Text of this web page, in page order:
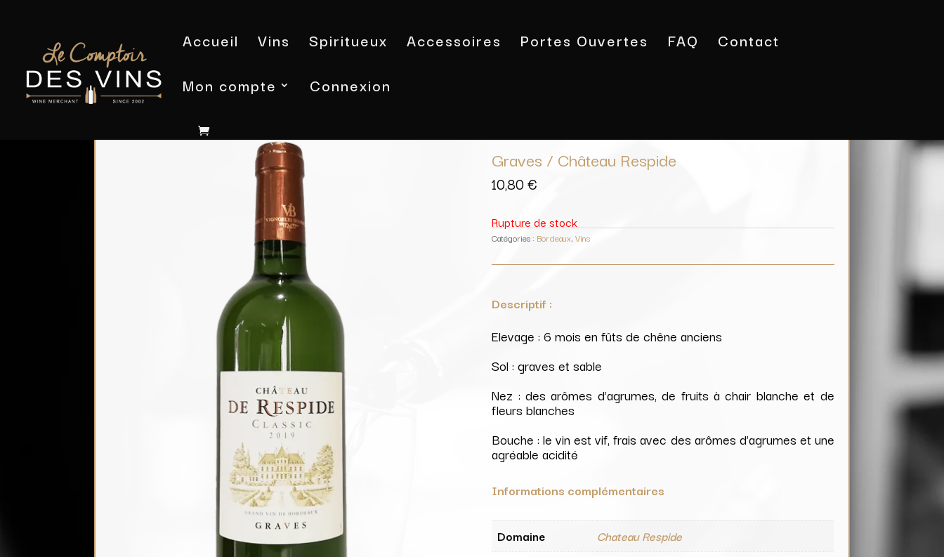
Accueil Vins Spiritueux Accessoires Portes Ouvertes FAQ
Contact
Mon compte
Connexion
Graves / Château Respide
10,80€
Rupture de stock
Catégories : Bordeaux,Vins
Descriptif :
Elevage : 6 mois en fûts de chêne anciens
Sol : graves et sable
Nez : des arômes d’agrumes, de fruits à chair blanche et de
fleurs blanches
Bouche : le vin est vif, frais avec des arômes d’agrumes et une
agréable acidité
Informations complémentaires
Domaine
Chateau Respide